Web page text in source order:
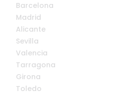
Barcelona
Madrid
Alicante
Sevilla
Valencia
Tarragona
Girona
Toledo